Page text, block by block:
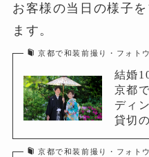
お客様の当日の様子
ます。
京都で和装前撮り・フォト
結婚
京都
ディ
貸切
京都で和装前撮り・フォト